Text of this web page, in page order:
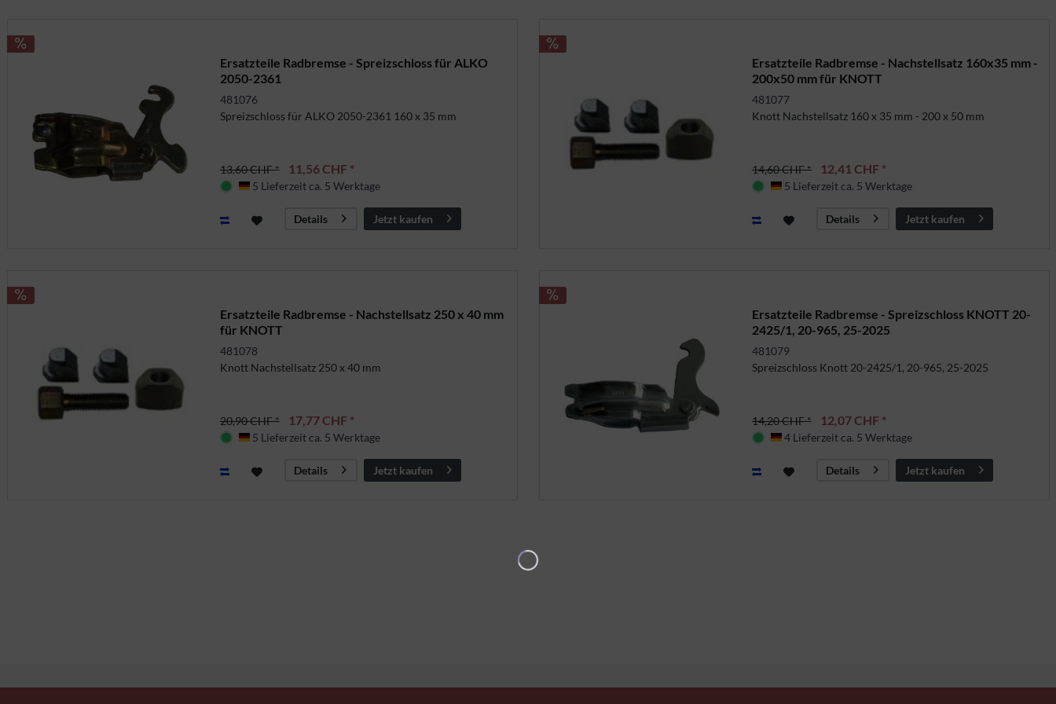
Ersatzteile Radbremse - Spreizschloss für ALKO
2050-2361
481076
Spreizschloss für ALKO 2050-2361 160 x 35 mm
13,60 CHF * 11,56 CHF *
Deutschland
5 Lieferzeit ca. 5 Werktage
Details Jetzt kaufen
Ersatzteile Radbremse - Nachstellsatz 160x35 mm -
200x50 mm für KNOTT
481077
Knott Nachstellsatz 160 x 35 mm - 200 x 50 mm
14,60 CHF * 12,41 CHF *
Deutschland
5 Lieferzeit ca. 5 Werktage
Details Jetzt kaufen
Ersatzteile Radbremse - Nachstellsatz 250 x 40 mm
für KNOTT
481078
Knott Nachstellsatz 250 x 40 mm
20,90 CHF * 17,77 CHF *
Deutschland
5 Lieferzeit ca. 5 Werktage
Details Jetzt kaufen
Ersatzteile Radbremse - Spreizschloss KNOTT 20-
2425/1, 20-965, 25-2025
481079
Spreizschloss Knott 20-2425/1, 20-965, 25-2025
14,20 CHF * 12,07 CHF *
Deutschland
4 Lieferzeit ca. 5 Werktage
Details Jetzt kaufen